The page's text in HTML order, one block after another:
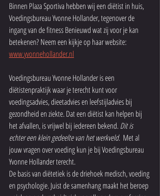
Binnen Plaza Sportiva hebben wij een diëtist in huis,
Voedingsbureau Yvonne Hollander, tegenover de
ingang van de fitness Benieuwd wat zij voor je kan
betekenen? Neem een kijkje op haar website:
www.yvonnehollander.nl
Voedingsbureau Yvonne Hollander is een
diëtistenpraktijk waar je terecht kunt voor
voedingsadvies, dieetadvies en leefstijladvies bij
gezondheid en ziekte. Dat een diëtist kan helpen bij
het afvallen, is vrijwel bij iedereen bekend. Dit is
echter een klein gedeelte van het werkveld. Met al
jouw vragen over voeding kun je bij Voedingsbureau
Yvonne Hollander terecht.
De basis van diëtetiek is de driehoek medisch, voeding
en psychologie. Juist de samenhang maakt het beroep